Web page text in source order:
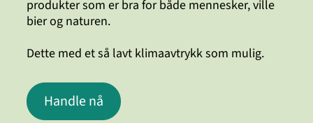
produkter som er bra for både mennesker, ville
bier og naturen.
Dette med et så lavt klimaavtrykk som mulig.
Handle nå